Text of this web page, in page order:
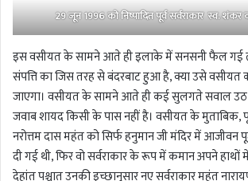
29 जून 1996 को निष्पादित पूर्व सर्वराकार स्व.
इस वसीयत के सामने आते ही इलाके में सनसनी फैल गई
संपत्ति का जिस तरह से बंदरबाट हुआ है, क्या उसे वसीयत
जाएगा। वसीयत के सामने आते ही कई सुलगते सवाल
जवाब शायद किसी के पास नहीं है। वसीयत के मुताबिक,
नरोत्तम दास महंत को सिर्फ हनुमान जी मंदिर में आजीवन
दी गई थी, फिर वो सर्वराकार के रूप में कमान अपने हाथों
देहांत पश्चात उनकी इच्छानुसार नए सर्वराकार महंत